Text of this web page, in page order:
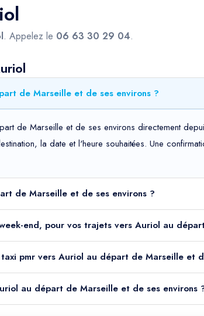
. Appelez le 06 63 30 29 04.
de Marseille et de ses environs ?
de Marseille et de ses environs directement
la date et l'heure souhaitées. Une
de Marseille et de ses environs ?
end, pour vos trajets vers Auriol au
pmr vers Auriol au départ de Marseille et
au départ de Marseille et de ses environs